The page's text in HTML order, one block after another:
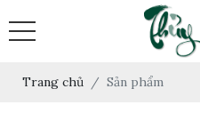
Trang chủ Sản phẩm